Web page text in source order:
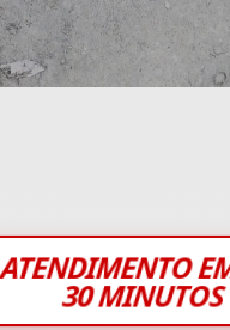
ATENDIMENTO
30 MINUTOS